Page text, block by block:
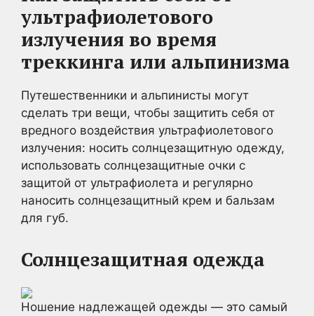
ультрафиолетового
излучения во время
треккинга или альпинизма
Путешественники и альпинисты могут
сделать три вещи, чтобы защитить себя от
вредного воздействия ультрафиолетового
излучения: носить солнцезащитную одежду,
использовать солнцезащитные очки с
защитой от ультрафиолета и регулярно
наносить солнцезащитный крем и бальзам
для губ.
Солнцезащитная одежда
Ношение надлежащей одежды — это самый